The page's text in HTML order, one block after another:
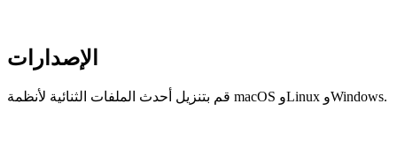
الإصدارات
قم بتنزيل أحدث الملفات الثنائية لأنظمة macOS وLinux وWindows.